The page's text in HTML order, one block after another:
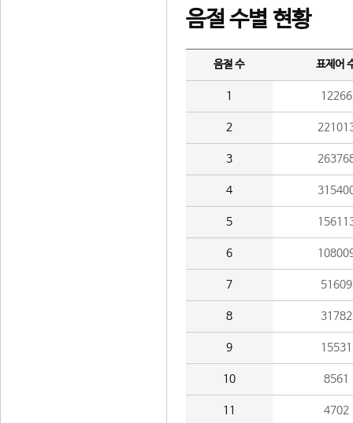
음절 수별 현황
음절 수 표제어
1 12266
2
3
4
5
6
7 51609
8 31782
9 15531
10 8561
11 4702